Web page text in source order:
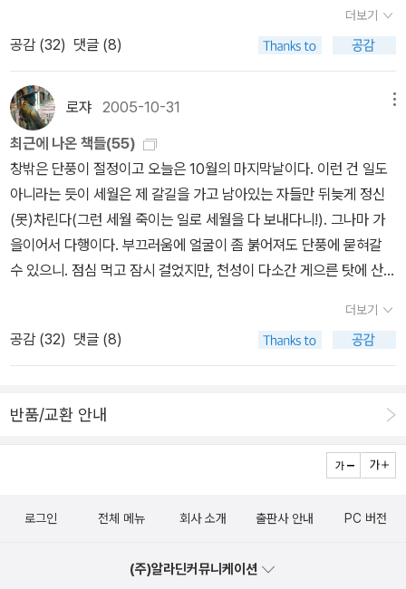
다고 주장(신의 존재증명을 할수 없으니 반박하기도 어렵다.) 했다고
하고, 맑스는 종교가 ‘현실의 불행으로 고뇌하는 민중의 한숨이자 아
편’이라고 정의한다는데, 이게 인간과 종교에 대한 진실된 이해인가?
모르겠다! 신 없는 종교도 가능하냐?는 물음에 당연히 가능하고, 그
예로 불교가 그렇다고 하기도 하던데(하지만,불교는 다신론에 가깝다
는 반박이 유력하다.), 존재의 근원자로서의 신이라면 기독교에서 말
하는 유일신이 떠오른다. 그런데 만약 하나님이 있다면, 과연 하나님
은 선하고 정의로운가? 주위에서 착한 사람이 사고를 당하고, 벌 받
는 것도 열 받는 일이지만, 악한 놈이 복 받는 꼴을 보면 화가 나 거의
환장할 지경이다. 내세의 심판을 들먹이지 말지어다. 현실의 단순한
‘정의 관념’에 반한다는 것이다. 개인적으로는 지금까지 살아오면서
크게 벌 받는 적도 없고, 복 받은 적도 없어 다행이다.(앞으로는 모르
겠다. 부디 하나님의 너그러운 사랑을 소망한다.) 나이를 먹어 가면
다. 종교, 앎의 영역인가? 믿음의 영역인가? 깨달음의 영역인가? 하
니라 '알고, 믿으며, 깨달아 가는 과정'에 있는 것으로 정리해 본다. 나
자신의 무지를 다시 한번 자각하게 됐다는 것, 그리고 앞으로도 알고,
사철학 입문'을 넣고 싶었다고 엘리아데는 서문에서 밝히고 있는데,
기존 역사철학에서의 직선적 시간관과는 다른 것을 시도하고자 했음
이다. 그러나 책은 너무도 얇고, 치밀하고 논리적인 근거로 무거운 이
탈을 하기보다는, 하나의 은유를 담듯이 부드럽게 나아갈 뿐이다. 엘
리아데의 문학적 스타일은 그래서 때에 따라 장점이자 단점이 될 수
있을 것이다. 그리고 괴테의 형태학(형태학의 원리는 연금술과 유사
하다고 한다. 그러고 보면, 엘리아데는 괴테에게도 좋은 자극을 받은
거 같다)에서 영향을 받았다고 하는 <종교형태론>이란 책이 있다. <
샤마니즘>은 <요가>와 더불어 하나의 주제를 가진, 거기다가 꽤 두
터운 책에 속한다. 전에 이 책을 사자마자, 샤마니즘에 관한 책이니 우
리나라 부분도 있겠지 싶어 찾아 본 기억이 난다. 그런데 딱 두 군데
나라고 생각한다. 엘리아데의 아버지에 대한 헌사로 시작하는(아버지
에 이어지는 상징들은 요약하면 '중심', '시간과 영원(인도와 관련)',
'매듭(결박)', '조개(그리고 진주)'이다. 내 느낌엔 번역이 매끄럽지 못
해서인지, 엘리아데 특유의 부드러움은 없고 좀 딱딱하게 읽었던 거
내용이 입을 벌어지게 만든다. 정말 있어야 할 책인데, 당장 사기엔 부
같다. <세계종교사상사 1 >는 '석기시대에서부터 엘레우시스의 비의
그러나, 그에 대한 인기가 일방적 찬사로만 이어지는 것은 아니다. -
지난 해 박규태 한양대 교수(일본언어·문화)는 <세계종교사상사 3>
학, 은폐된 오리엔탈리즘, 비학문적 픽션, 애매모호한 직관주의, 실증
성과 정밀성을 결여한 제너럴리스트, 또 하나의 종교로서의 엘리아데
종교학 등, 엘리아데 비판에 흔히 따라다니는 수식어”를 소개한 바 있
다. 비판의 차원은 너무나 다양해서 어느 것부터 검토해야할지 난감
한 상황이다. 그나마 다행스러운 것은 이러한 비판적 수식어들이 하
나의 논점, 즉 “엘리아데 종교학과 해석학은 非역사적”이라는 비판
을 중심으로 정렬된다는 것(*그건 '현상학' 자체의 문제점 아닐까? 종
교현상학이라고 해서 예외일 수는 없을 듯하다).-엘리아데는 항상 태
받고 따라야 할 하나의 ‘原型(archetype)’을 발굴함으로써 원형으
로부터 일탈해 삶의 의미를 상실한 근대인과 그 문명을 비판했다. 엘
리아데의 눈에는, 근대인의 이러한 ‘일탈’은 곧 죄악으로의 붕괴(Ver
신화를 통한 세계의 聖化에 동참시켜 ‘새로운 휴머니즘’을 구현하고
한종연) 연구원은 “‘모든 사물을 聖化시키려는 경향성’이 ‘성현의 변
‘원형’으로 환원하여 결국 사물로부터 ‘역사’를 제거한다는 것을 의미
되는 지점은 바로 그가 ‘역사’를 넘어서려는 바로 그 순간이다. -비슷
늘날의 미국을 만든 단 하나의 사상, 프래그머티즘은 어떻게 탄생했
는가'를 화두로 한 인물평전인 것이다.감으로는 프래그머티즘 입문서
로서뿐만 아니라 아예 미국학 입문서로서도 적격이지 않을까 싶다.
그리고 짐작에, 루이스 메넌드는 <프래그머티즘의 길잡이>(철학과
현실사, 2001)의 저자 루이스 매난드와 동일인이지 싶다(박스보관
도서라바로 확인은 안되지만). 아무려나 나란히 '길잡이' 삼아 읽으면
되겠다. 아래 사진은 원서의 표지. 소개를 잠시 옮겨온다:'미국을 지금
까지 유지시켜온 철학적 근간은 프래그머티즘(pragmatism), 즉 실
용주의 철학이다. 이 책은 미국의 프래그머티즘을 탄생시키는 데 공
헌한 네 명의 학자를 추적한다. 법률가 올리버 웬들 홈스, 미국 심리학
의 아버지 윌리엄 제임스, 논리학자이자 과학자이며 기호학의 창시자
인 찰스 샌더스 퍼스, 철학자이자 교육학자인 존 듀이가 바로 그 주인
공이다.'아마도 지명도 순으로 재배열한다면, 듀이-제임스-퍼스-홈스
개된 바 없다. 듀이의 경우에도 교육학 관련서 몇 권과 <경험으로서
해서 논란이 많지만, 기본적으로는 우리가 미국에 관심이 없다고 해
야 할 거 같다. 이번에 나온 <메타피지컬 클럽>이 그러한 무관심을
얼마간 만회해줄 것인지?조금 더 옮겨온다: '제목인 '메타피지컬 클
하면서 주축이 되어 만든 토론 모임의 이름. 이 책은 미국 지성사의 가
더보기
공감 (32) 댓글 (8)
로쟈 2005-10-31
최근에 나온 책들(55)
창밖은 단풍이 절정이고 오늘은 10월의 마지막날이다. 이런 건 일도
아니라는 듯이 세월은 제 갈길을 가고 남아있는 자들만 뒤늦게 정신
(못)차린다(그런 세월 죽이는 일로 세월을 다 보내다니!). 그나마 가
을이어서 다행이다. 부끄러움에 얼굴이 좀 붉어져도 단풍에 묻혀갈
수 있으니. 점심 먹고 잠시 걸었지만, 천성이 다소간 게으른 탓에 산책
된다. 교양있는 척하며, 게으름을 즐길 수 있으니 말이다. 덤으로 천재
들과도 아는 척하고... 이번에 맨처음 꼽을 책은 단연 도날드 스포토
(D. Spoto; 1941- )의 <히치콕>이다. 나대로 히치콕의 대해서는
물어보지 못한 모든 것>(새물결, 2001)에 실린 평문들을 자세히 읽
면: 알프레드 히치콕의 생애>가 번역되기를 희망한다고 적었더랬다.
는데, 책은 <알프레드 히치콕의 예술세계: 그의 영화인생 50년>이란
년>(도서출판 동인).이번주 영화주간지 <필름 2.0>에도 소개가 됐
더보기
공감 (32) 댓글 (8)
반품/교환 안내
로그인 전체 메뉴 회사 소개 출판사 안내 PC 버전
(주)알라딘커뮤니케이션